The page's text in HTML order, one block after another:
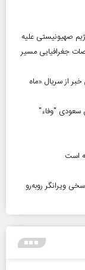
صهیونیستی علیه
جغرافیایی مسیر
آخرین خبر از سریال «ماه
سعودی "وفاء"
است
ویرانگر روبه‌رو